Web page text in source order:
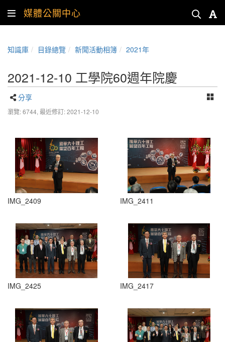
媒體公關中心
知識庫 目錄總覽 新聞活動相簿 2021年
2021-12-10 工學院60週年院慶
分享
瀏覽: 6744, 最近修訂: 2021-12-10
IMG_2409 IMG_2411
IMG_2425 IMG_2417